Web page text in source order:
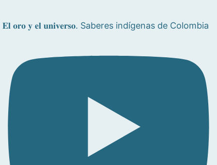
𝐄𝐥 𝐨𝐫𝐨 𝐲 𝐞𝐥 𝐮𝐧𝐢𝐯𝐞𝐫𝐬𝐨. Saberes indígenas de Colombia